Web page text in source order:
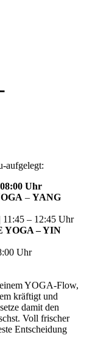
aufgelegt:
Uhr
– YANG
| 11:45 – 12:45 Uhr
YOGA–YIN
Uhr
YOGA-Flow,
kräftigt und
damit den
Voll frischer
Entscheidung